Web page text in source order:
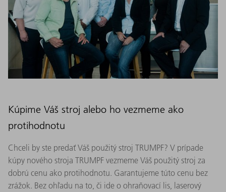
Kúpime Váš stroj alebo ho vezmeme ako
protihodnotu
Chceli by ste predať Váš použitý stroj TRUMPF? V prípade
kúpy nového stroja TRUMPF vezmeme Váš použitý stroj za
dobrú cenu ako protihodnotu. Garantujeme túto cenu bez
zrážok. Bez ohľadu na to, či ide o ohraňovací lis, laserový